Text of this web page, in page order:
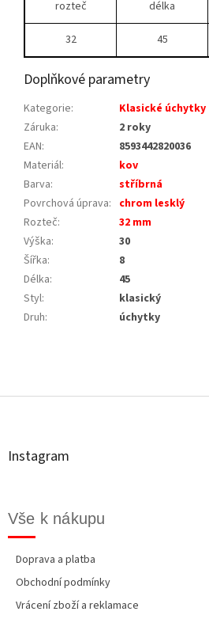
rozteč délka
32 45
Doplňkové parametry
Kategorie:
Klasické úchytky
Záruka:
2 roky
EAN:
8593442820036
Materiál:
kov
Barva:
stříbrná
Povrchová úprava: chrom lesklý
Rozteč:
32 mm
Výška:
30
Šířka:
8
Délka:
45
Styl:
klasický
Druh: úchytky
á
Instagram
Vše k nákupu
Doprava a platba
Obchodní podmínky
Vrácení zboží a reklamace